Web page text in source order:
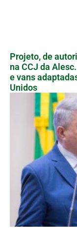
Projeto, de
na CCJ da
e vans
Unidos